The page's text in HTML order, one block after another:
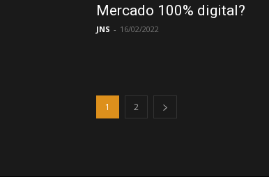
Mercado 100% digital?
JNS - 16/02/2022
1 2